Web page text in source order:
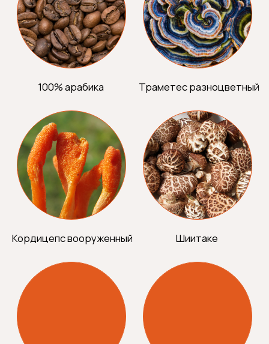
Формула создана для дополнительной
поддержки жизненного тонуса
и концентрации в течение дня. Содержит
на треть меньше кофеина по сравнению
с обычным кофе, обеспечивая мягкий прилив
энергии без нервозности и резкого спада
в течение дня. В сочетании
с функциональными грибами кофе становится
и качественной энергии. Это более мягкая
и сбалансированная альтернатива